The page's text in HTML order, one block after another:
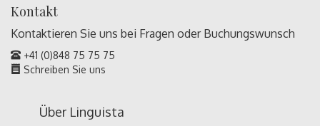
Kontakt
Kontaktieren Sie uns bei Fragen oder Buchungswunsch
+41 (0)848 75 75 75
Schreiben Sie uns
Über Linguista